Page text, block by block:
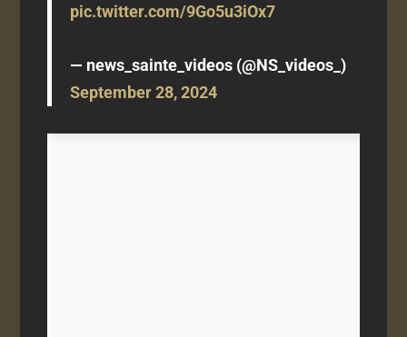
pic.twitter.com/9Go5u3iOx7
— news_sainte_videos (@NS_videos_)
September 28, 2024